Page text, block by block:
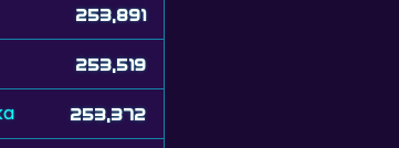
253,891
253,519
253,372